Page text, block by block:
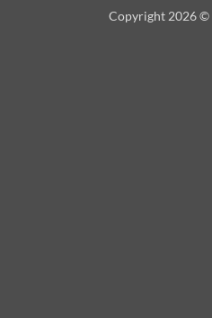
Copyright 2026 ©